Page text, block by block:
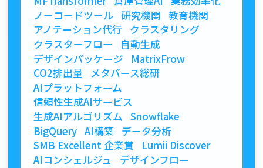
ノーコードツール 研究機関 教育機関
アノテーション代行
クラスタリング
クラスターフロー
自動生成
デザインパッケージ
MatrixFrow
CO2排出量
メタバース総研
AIプラットフォーム
信頼性生成AIサービス
生成AIアルゴリズム Snowflake
BigQuery AI構築
データ分析
SMB Excellent 企業賞
Lumii Discover
AIコンシェルジュ
デザインフロー